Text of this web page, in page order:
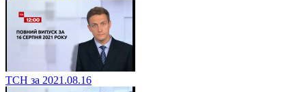
ТСН за 2021.08.16